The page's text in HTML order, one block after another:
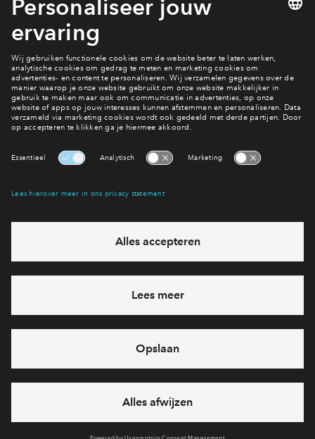
Wonen in de Tuinen?
Bekijk woningaanbod
Interesse? Meld je dan snel aan
eventuele projecten
Ja, ik wil mij aanmelden
Heb je een vraag en wil je direct antwoord? Bel ons op
feestdagen)
via chat en telefoon